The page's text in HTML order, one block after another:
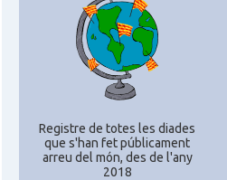
Registre de totes les diades
que s'han fet públicament
arreu del món, des de l'any
2018